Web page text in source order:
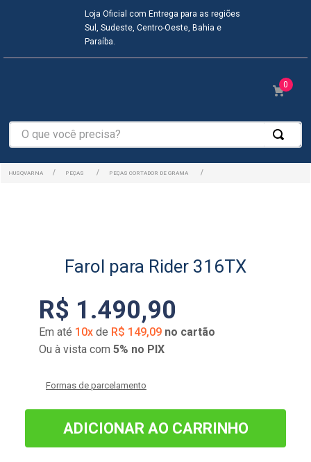
Loja Oficial com Entrega para as regiões
Sul, Sudeste, Centro-Oeste, Bahia e
Paraíba.
0
O que você precisa?
PEÇAS PEÇAS CORTADOR DE GRAMA
Farol para Rider 316TX
R$ 1 .490,90
Em até 10x de R$ 149,09 no cartão
Ou à vista com 5% no PIX
Formas de parcelamento
ADICIONAR AO CARRINHO